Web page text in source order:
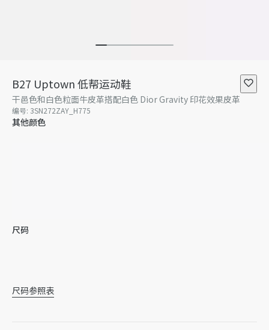
B27 Uptown 低帮运动鞋
干邑色和白色粒面牛皮革搭配白色 Dior Gravity 印花效果皮革
编号: 3SN272ZAY_H775
其他颜色
尺码
尺码参照表